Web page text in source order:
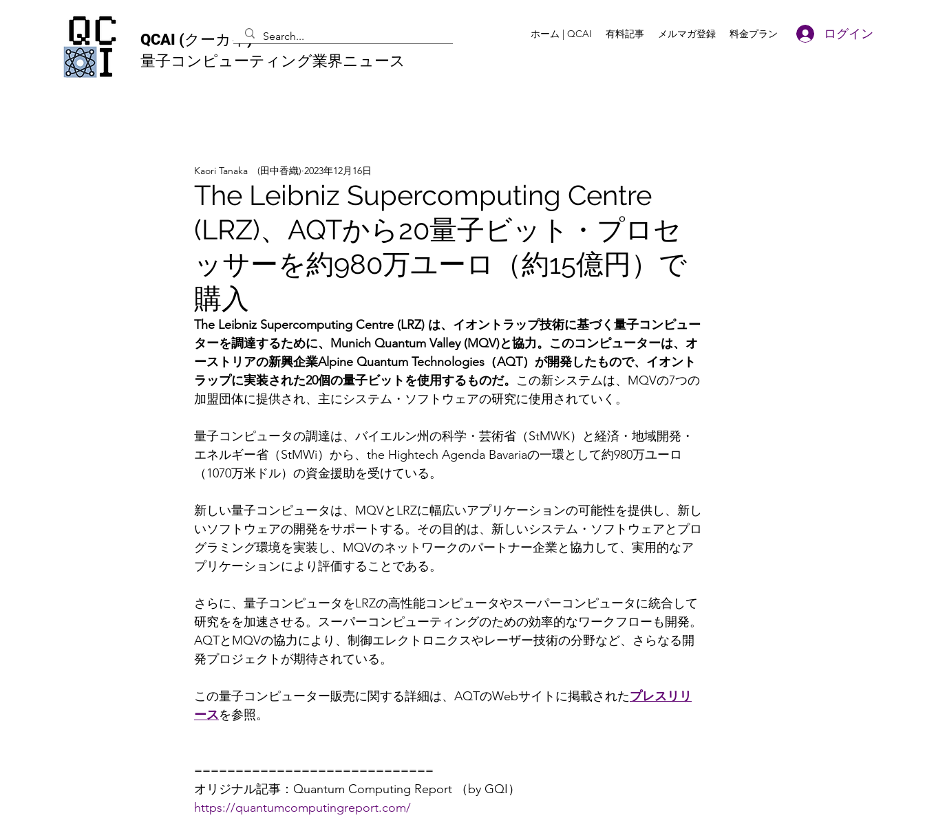
QCAI (クーカイ)
量子コンピューティング業界ニュース
ホーム | QCAI 有料記事 メルマガ登録 料金プラン ログイン
The Leibniz Supercomputing Centre
(LRZ)、AQTから20量子ビット・プロセ
ッサーを約980万ユーロ（約15億円）で
購入
Kaori Tanaka (田中香織) 2023年12月16日
The Leibniz Supercomputing Centre (LRZ) は、イオントラップ技術に基づく量子コンピュー
ターを調達するために、Munich Quantum Valley (MQV)と協力。このコンピューターは、オ
ーストリアの新興企業Alpine Quantum Technologies（AQT）が開発したもので、イオント
ラップに実装された20個の量子ビットを使用するものだ。 この新システムは、MQVの7つの
加盟団体に提供され、主にシステム・ソフトウェアの研究に使用されていく。
量子コンピュータの調達は、バイエルン州の科学・芸術省（StMWK）と経済・地域開発・
エネルギー省（StMWi）から、the Hightech Agenda Bavariaの一環として約980万ユーロ
（1070万米ドル）の資金援助を受けている。
新しい量子コンピュータは、MQVとLRZに幅広いアプリケーションの可能性を提供し、新し
いソフトウェアの開発をサポートする。その目的は、新しいシステム・ソフトウェアとプロ
グラミング環境を実装し、MQVのネットワークのパートナー企業と協力して、実用的なア
プリケーションにより評価することである。
さらに、量子コンピュータをLRZの高性能コンピュータやスーパーコンピュータに統合して
研究をを加速させる。スーパーコンピューティングのための効率的なワークフローも開発。
AQTとMQVの協力により、制御エレクトロニクスやレーザー技術の分野など、さらなる開
発プロジェクトが期待されている。
この量子コンピューター販売に関する詳細は、AQTのWebサイトに掲載されたプレスリリ
ースを参照。
=============================
オリジナル記事：Quantum Computing Report （by GQI）
https://quantumcomputingreport.com/